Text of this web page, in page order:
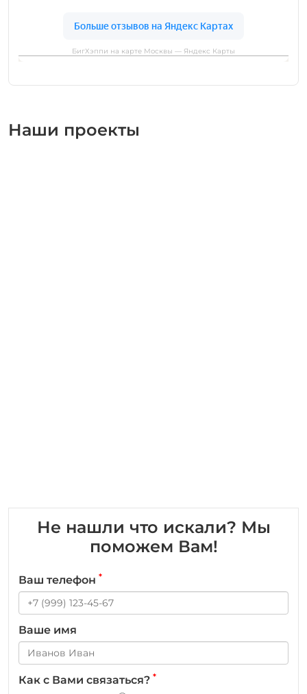
БигХэппи на карте Москвы — Яндекс Карты
Наши проекты
Не нашли что искали? Мы
поможем Вам!
Ваш телефон *
Ваше имя
Как с Вами связаться? *